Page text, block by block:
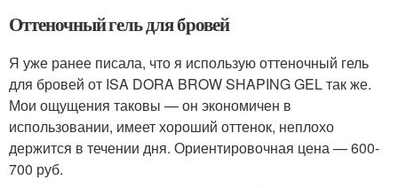
Оттеночный гель для бровей
Я уже ранее писала, что я использую оттеночный гель
для бровей от ISA DORA BROW SHAPING GEL так же.
Мои ощущения таковы — он экономичен в
использовании, имеет хороший оттенок, неплохо
держится в течении дня. Ориентировочная цена — 600-
700 руб.